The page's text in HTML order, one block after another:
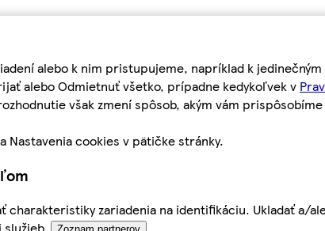
alebo k nim pristupujeme, napríklad k
alebo Odmietnuť všetko, prípadne kedykoľvek v
však zmení spôsob, akým vám
Nastavenia cookies v pätičke stránky.
charakteristiky zariadenia na identifikáciu. Ukladať a/